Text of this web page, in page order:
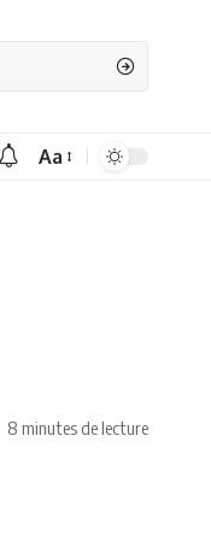
Aa
8 minutes de lecture